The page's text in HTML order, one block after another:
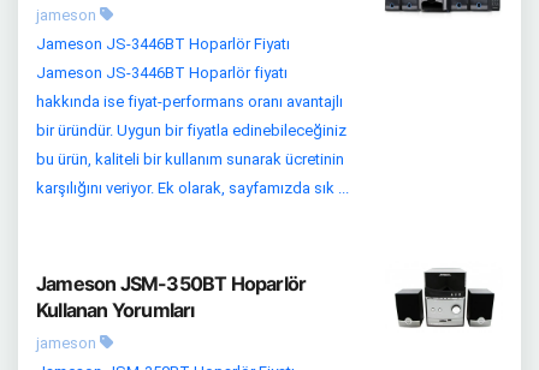
jameson
Jameson JS-3446BT Hoparlör Fiyatı
Jameson JS-3446BT Hoparlör fiyatı
hakkında ise fiyat-performans oranı avantajlı
bir üründür. Uygun bir fiyatla edinebileceğiniz
bu ürün, kaliteli bir kullanım sunarak ücretinin
karşılığını veriyor. Ek olarak, sayfamızda sık ...
Jameson JSM-350BT Hoparlör
Kullanan Yorumları
jameson